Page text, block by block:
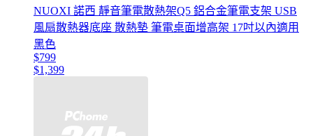
NUOXI 諾西 靜音筆電散熱架Q5 鋁合金筆電支架 USB
風扇散熱器底座 散熱墊 筆電桌面增高架 17吋以內適用
黑色
$799
$1,399